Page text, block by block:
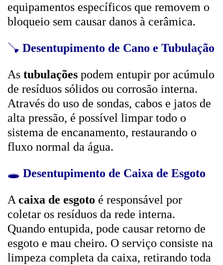
equipamentos específicos que removem o
bloqueio sem causar danos à cerâmica.
🪠 Desentupimento de Cano e Tubulação
As tubulações podem entupir por acúmulo
de resíduos sólidos ou corrosão interna.
Através do uso de sondas, cabos e jatos de
alta pressão, é possível limpar todo o
sistema de encanamento, restaurando o
fluxo normal da água.
🕳️ Desentupimento de Caixa de Esgoto
A caixa de esgoto é responsável por
coletar os resíduos da rede interna.
Quando entupida, pode causar retorno de
esgoto e mau cheiro. O serviço consiste na
limpeza completa da caixa, retirando toda